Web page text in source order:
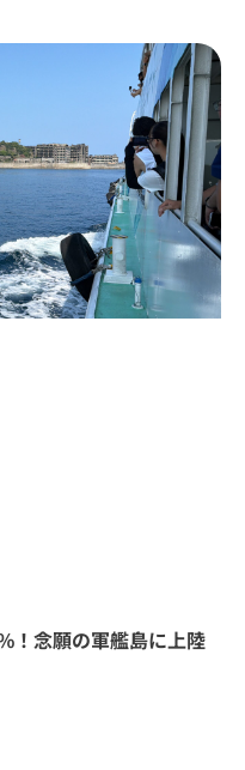
！念願の軍艦島に上陸